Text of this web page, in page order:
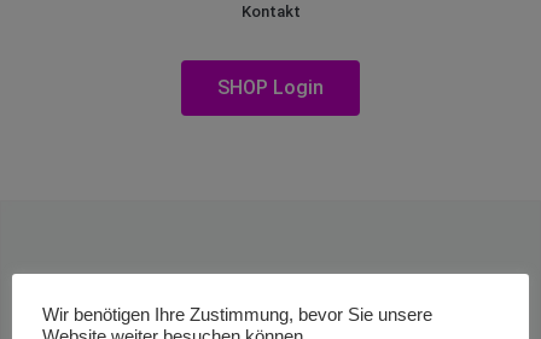
Kontakt
SHOP Login
Wir benötigen Ihre Zustimmung, bevor Sie unsere